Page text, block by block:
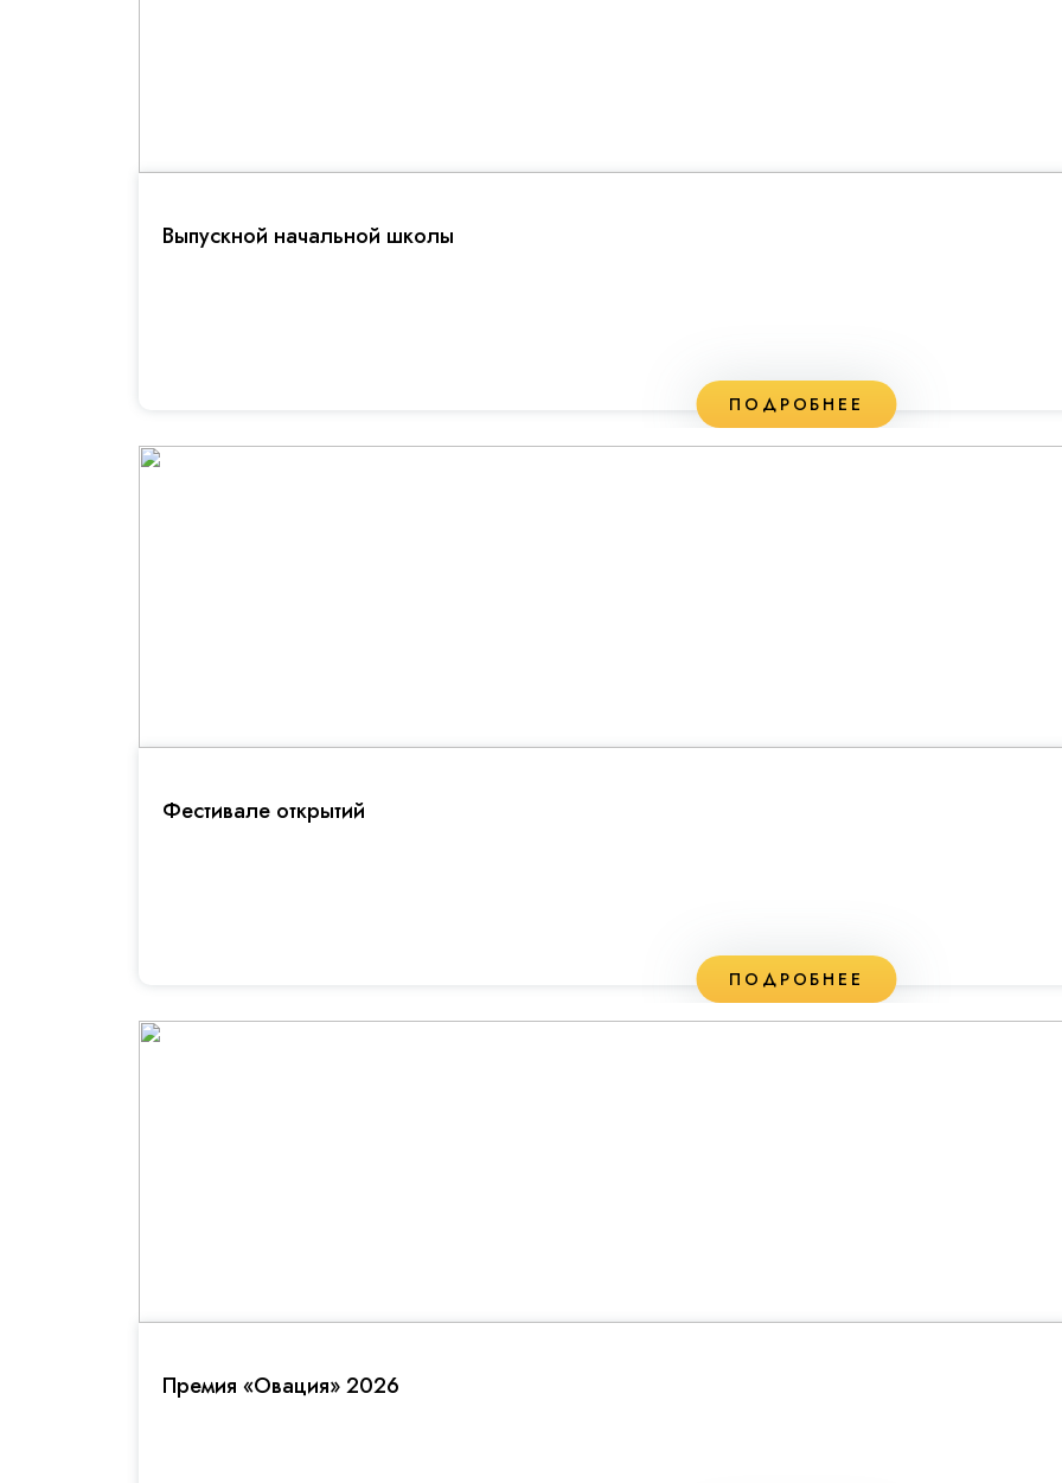
Выпускной начальной школы
ПОДРОБНЕЕ
Фестивале открытий
ПОДРОБНЕЕ
Премия «Овация» 2026